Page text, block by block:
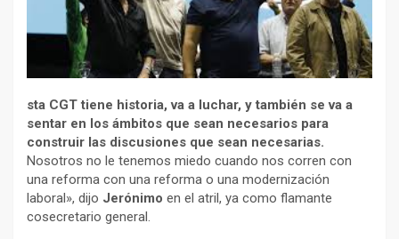
sta CGT tiene historia, va a luchar, y también se va a
sentar en los ámbitos que sean necesarios para
construir las discusiones que sean necesarias.
Nosotros no le tenemos miedo cuando nos corren con
una reforma con una reforma o una modernización
laboral», dijo Jerónimo en el atril, ya como flamante
cosecretario general.